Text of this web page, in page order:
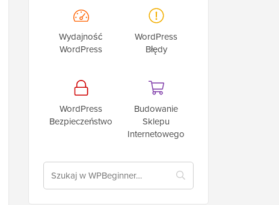
Wydajność
WordPress
WordPress
Błędy
WordPress
Bezpieczeństwo
Budowanie
Sklepu
Internetowego